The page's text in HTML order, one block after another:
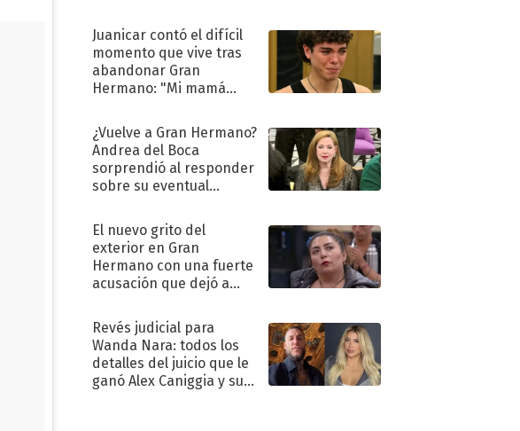
Juanicar contó el difícil
momento que vive tras
abandonar Gran
Hermano: "Mi mamá
¿Vuelve a Gran Hermano?
Andrea del Boca
sorprendió al responder
sobre su eventual
El nuevo grito del
exterior en Gran
Hermano con una fuerte
acusación que dejó a
"Traidora"
Revés judicial para
Wanda Nara: todos los
detalles del juicio que le
ganó Alex Caniggia y sus